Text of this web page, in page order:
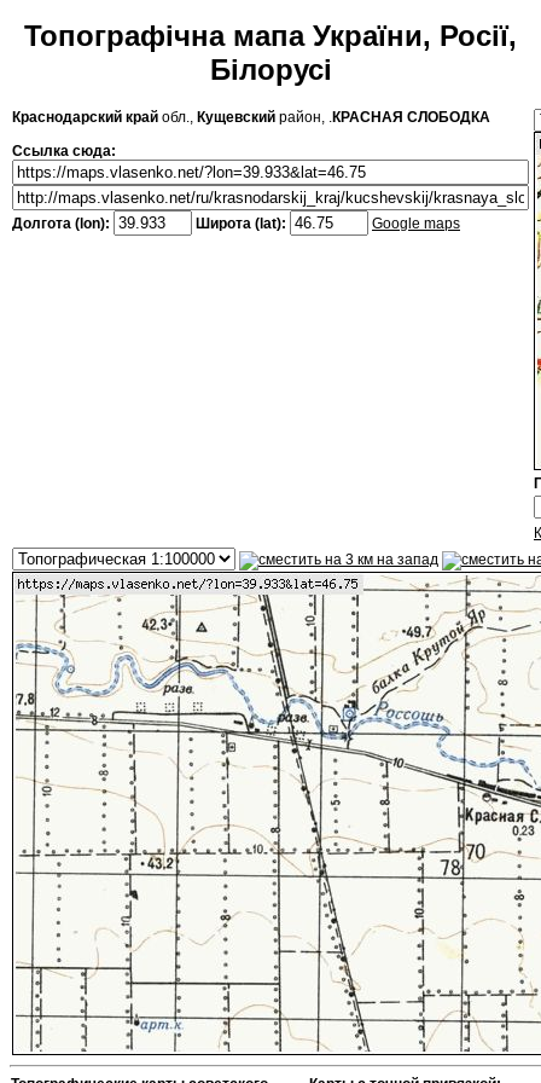
Топографічна мапа України, Росії,
Білорусі
Краснодарский край обл., Кущевский район, .КРАСНАЯ СЛОБОДКА
Ссылка сюда:
Долгота (lon): Широта (lat): Google maps